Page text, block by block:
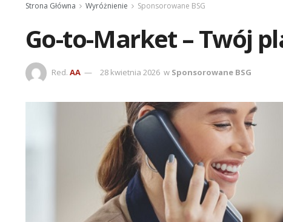
Strona Główna Wyróżnienie Sponsorowane BSG
Go-to-Market – Twój
Red. AA 28 kwietnia 2026 w Sponsorowane BSG